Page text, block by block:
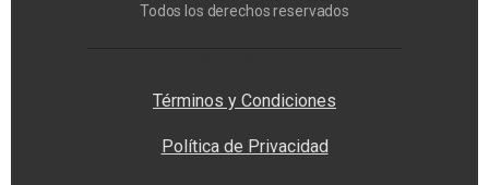
Todos los derechos reservados
Términos y Condiciones
Política de Privacidad